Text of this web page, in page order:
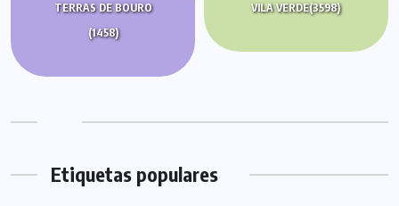
TERRAS DE BOURO
(1458)
VILA VERDE(3598)
Etiquetas populares